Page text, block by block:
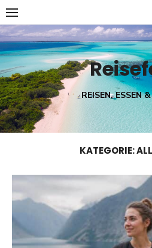
Skip
to
content
REISEN, ESSEN
KATEGORIE: